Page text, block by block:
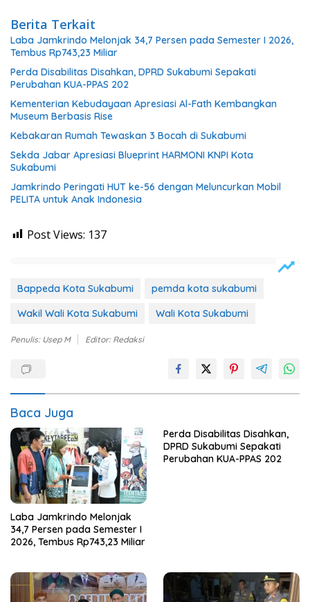
Berita Terkait
Laba Jamkrindo Melonjak 34,7 Persen pada Semester I 2026,
Tembus Rp743,23 Miliar
Perda Disabilitas Disahkan, DPRD Sukabumi Sepakati
Perubahan KUA-PPAS 202
Kementerian Kebudayaan Apresiasi Al-Fath Kembangkan
Museum Berbasis Rise
Kebakaran Rumah Tewaskan 3 Bocah di Sukabumi
Sekda Jabar Apresiasi Blueprint HARMONI KNPI Kota
Sukabumi
Jamkrindo Peringati HUT ke-56 dengan Meluncurkan Mobil
PELITA untuk Anak Indonesia
Post Views: 137
Bappeda Kota Sukabumi
pemda kota sukabumi
Wakil Wali Kota Sukabumi
Wali Kota Sukabumi
Penulis: Usep M Editor: Redaksi
Baca Juga
Laba Jamkrindo Melonjak
34,7 Persen pada Semester I
2026, Tembus Rp743,23 Miliar
Perda Disabilitas Disahkan,
DPRD Sukabumi Sepakati
Perubahan KUA-PPAS 202